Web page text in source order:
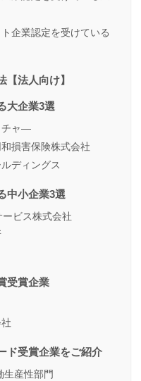
企業認定を受けている
法人向け】
大企業3選
チャ―
損害保険株式会社
ディングス
中小企業3選
ビス株式会社
受賞企業
ド受賞企業をご紹介
産性部門